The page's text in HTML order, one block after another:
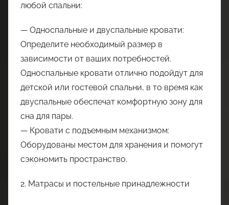
любой спальни:
— Односпальные и двуспальные кровати:
Определите необходимый размер в
зависимости от ваших потребностей.
Односпальные кровати отлично подойдут для
детской или гостевой спальни, в то время как
двуспальные обеспечат комфортную зону для
сна для пары.
— Кровати с подъемным механизмом:
Оборудованы местом для хранения и помогут
сэкономить пространство.
2. Матрасы и постельные принадлежности